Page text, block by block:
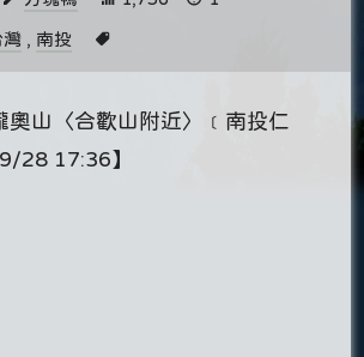
灣 , 南投
山〈合歡山附近〉﹝南投仁
28 17:36】